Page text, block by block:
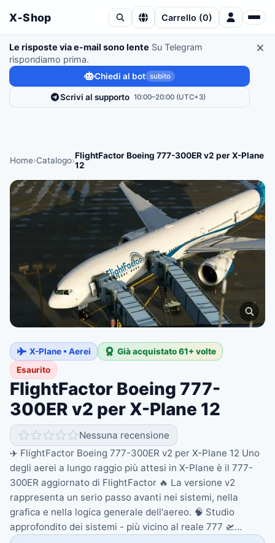
X‑Shop Carrello (0)
Le risposte via e-mail sono lente Su Telegram
rispondiamo prima.
Chiedi al bot subito
Scrivi al supporto 10:00–20:00 (UTC+3)
Home›Catalogo›FlightFactor Boeing 777-300ER v2 per X-Plane
12
X-Plane • Aerei
Già acquistato 61+ volte
Esaurito
FlightFactor Boeing 777-
300ER v2 per X-Plane 12
Nessuna recensione
✈️ FlightFactor Boeing 777-300ER v2 per X-Plane 12 Uno
degli aerei a lungo raggio più attesi in X-Plane è il 777-
300ER aggiornato di FlightFactor 🔥 La versione v2
rappresenta un serio passo avanti nei sistemi, nella
grafica e nella logica generale dell'aereo. 🧠 Studio
approfondito dei sistemi - più vicino al reale 777 🛫…